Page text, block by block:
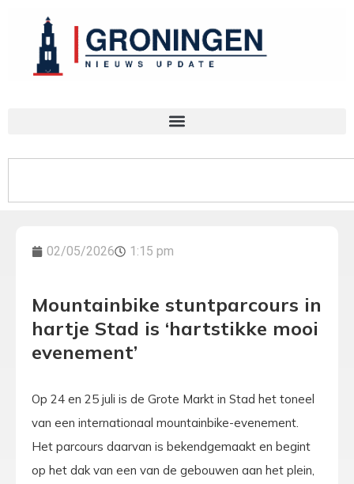
02/05/2026 1:15 pm
Mountainbike stuntparcours in
hartje Stad is ‘hartstikke mooi
evenement’
Op 24 en 25 juli is de Grote Markt in Stad het toneel
van een internationaal mountainbike-evenement.
Het parcours daarvan is bekendgemaakt en begint
op het dak van een van de gebouwen aan het plein,